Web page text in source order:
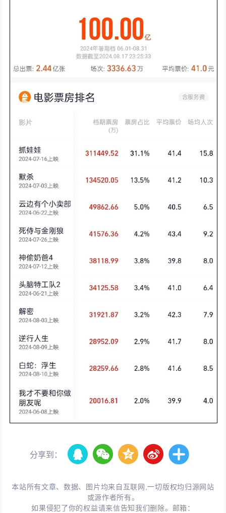
分享到：
本站所有文章、数据、图片均来自互联网,一切版权均归源网站
或源作者所有。
如果侵犯了你的权益请来信告知我们删除。邮箱：